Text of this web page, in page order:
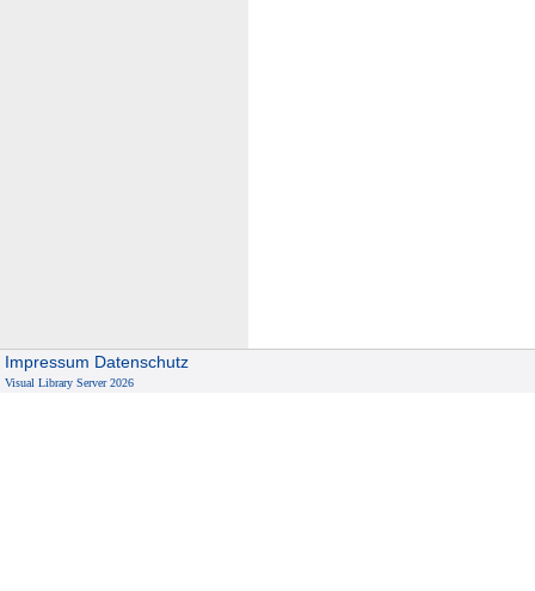
Impressum Datenschutz
Visual Library Server 2026